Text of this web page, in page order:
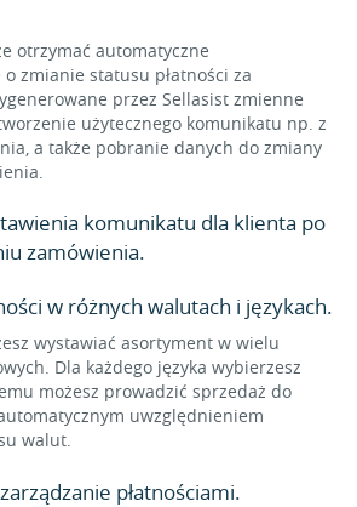
otrzymać automatyczne
zmianie statusu płatności za
przez Sellasist zmienne
użytecznego komunikatu np. z
a także pobranie danych do zmiany
komunikatu dla klienta po
zamówienia.
w różnych walutach i językach.
wystawiać asortyment w wielu
Dla każdego języka wybierzesz
możesz prowadzić sprzedaż do
uwzględnieniem
walut.
płatnościami.